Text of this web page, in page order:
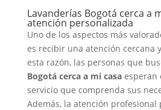
Lavanderías Bogotá cerca a
atención personalizada
Uno de los aspectos más
es recibir una atención cercana
esta razón, las personas que
Bogotá cerca a mi casaesperan
servicio que comprenda sus
Además, la atención